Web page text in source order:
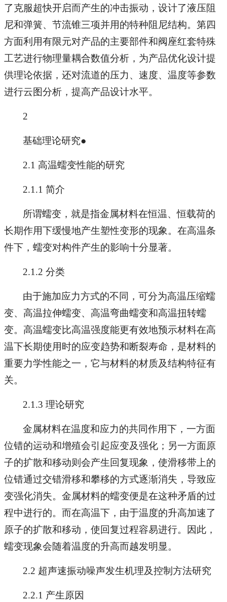
了克服超快开启而产生的冲击振动，设计了液压阻
尼和弹簧、节流锥三项并用的特种阻尼结构。第四
方面利用有限元对产品的主要部件和阀座红套特殊
工艺进行物理量耦合数值分析，为产品优化设计提
供理论依据，还对流道的压力、速度、温度等参数
进行云图分析，提高产品设计水平。
2
基础理论研究●
2.1 高温蠕变性能的研究
2.1.1 简介
所谓蠕变，就是指金属材料在恒温、恒载荷的
长期作用下缓慢地产生塑性变形的现象。在高温条
件下，蠕变对构件产生的影响十分显著。
2.1.2 分类
由于施加应力方式的不同，可分为高温压缩蠕
变、高温拉伸蠕变、高温弯曲蠕变和高温扭转蠕
变。高温蠕变比高温强度能更有效地预示材料在高
温下长期使用时的应变趋势和断裂寿命，是材料的
重要力学性能之一，它与材料的材质及结构特征有
关。
2.1.3 理论研究
金属材料在温度和应力的共同作用下，一方面
位错的运动和增殖会引起应变及强化；另一方面原
子的扩散和移动则会产生回复现象，使滑移带上的
位错通过交错滑移和攀移的方式逐渐消失，导致应
变强化消失。金属材料的蠕变便是在这种矛盾的过
程中进行的。而在高温下，由于温度的升高加速了
原子的扩散和移动，使回复过程容易进行。因此，
蠕变现象会随着温度的升高而越发明显。
2.2 超声速振动噪声发生机理及控制方法研究
2.2.1 产生原因